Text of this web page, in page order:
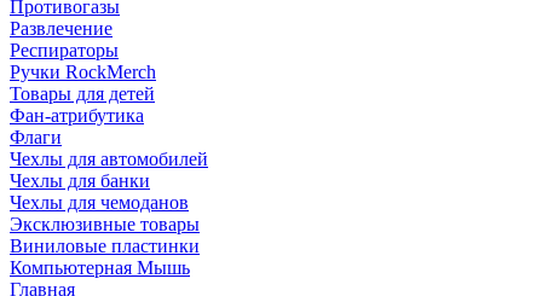
Противогазы
Развлечение
Респираторы
Ручки RockMerch
Товары для детей
Фан-атрибутика
Флаги
Чехлы для автомобилей
Чехлы для банки
Чехлы для чемоданов
Эксклюзивные товары
Виниловые пластинки
Компьютерная Мышь
Главная